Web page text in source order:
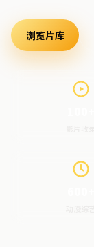
浏览片库